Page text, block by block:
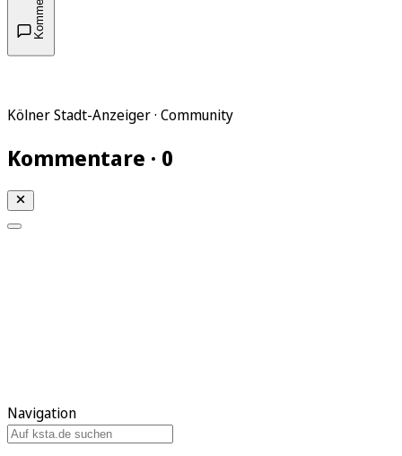
Kölner Stadt-Anzeiger · Community
Kommentare · 0
Navigation